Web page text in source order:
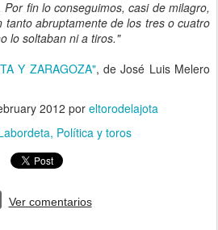
fin lo conseguimos, casi de milagro,
abruptamente de los tres o cuatro
lo soltaban ni a tiros."
Y ZARAGOZA", de José Luis Melero
2012 por eltorodelajota
Política y toros
Ver comentarios